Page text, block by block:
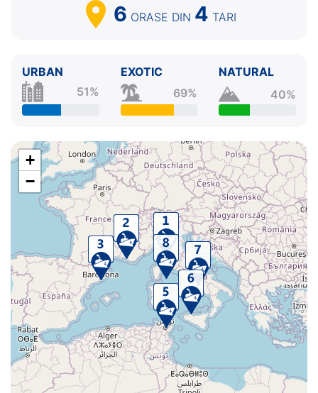
6 ORASE DIN 4 TARI
URBAN
51%
EXOTIC
69%
NATURAL
40%
+
−